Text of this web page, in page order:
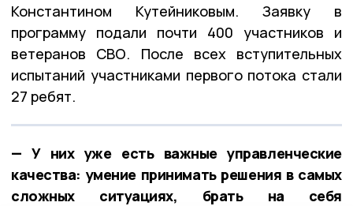
Константином Кутейниковым. Заявку в
программу подали почти 400 участников и
ветеранов СВО. После всех вступительных
испытаний участниками первого потока стали
27 ребят.
— У них уже есть важные управленческие
качества: умение принимать решения в самых
сложных ситуациях, брать на себя